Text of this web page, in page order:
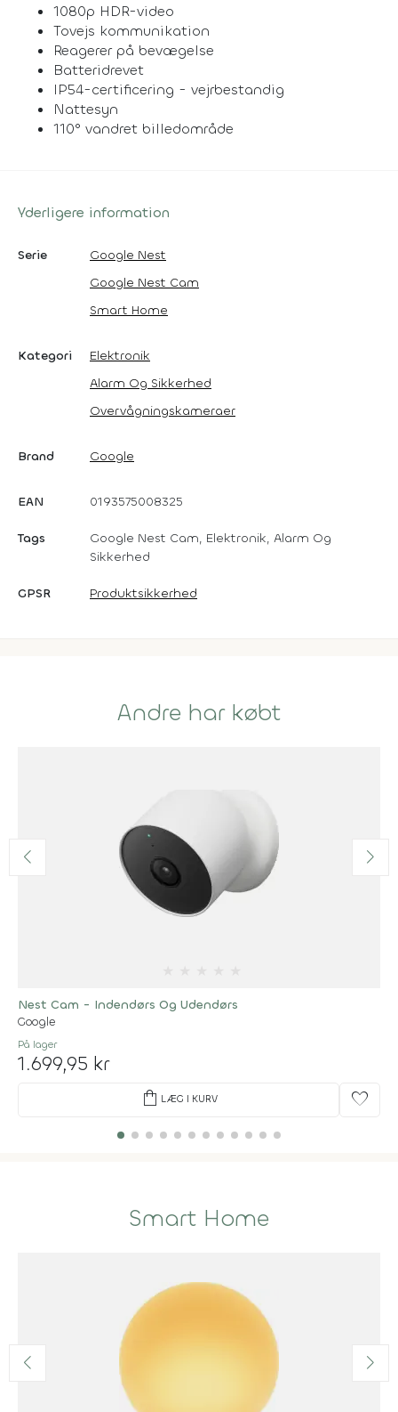
1080p HDR-video
Tovejs kommunikation
Reagerer på bevægelse
Batteridrevet
IP54-certificering - vejrbestandig
Nattesyn
110° vandret billedområde
Yderligere information
Serie
Google Nest
Google Nest Cam
Smart Home
Kategori
Elektronik
Alarm Og Sikkerhed
Overvågningskameraer
Brand Google
EAN 0193575008325
Tags
Google Nest Cam, Elektronik, Alarm Og
Sikkerhed
GPSR Produktsikkerhed
Andre har købt
Nest Cam - Indendørs Og Udendørs
Google
På lager
1.699,95 kr
shopping_bag LÆG I KURV favorite
Smart Home